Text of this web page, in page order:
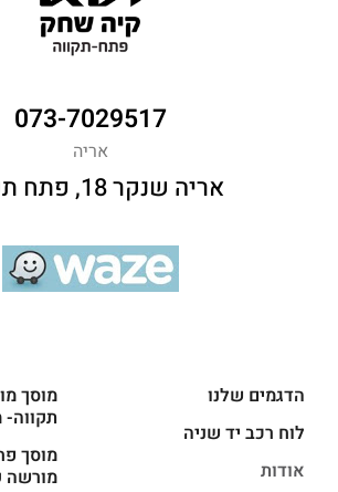
073-7029517
אריה
אריה שנקר 18, פתח תקווה
הדגמים שלנו
לוח רכב יד שניה
אודות
מוסך
תקווה-
מוסך
מורשה